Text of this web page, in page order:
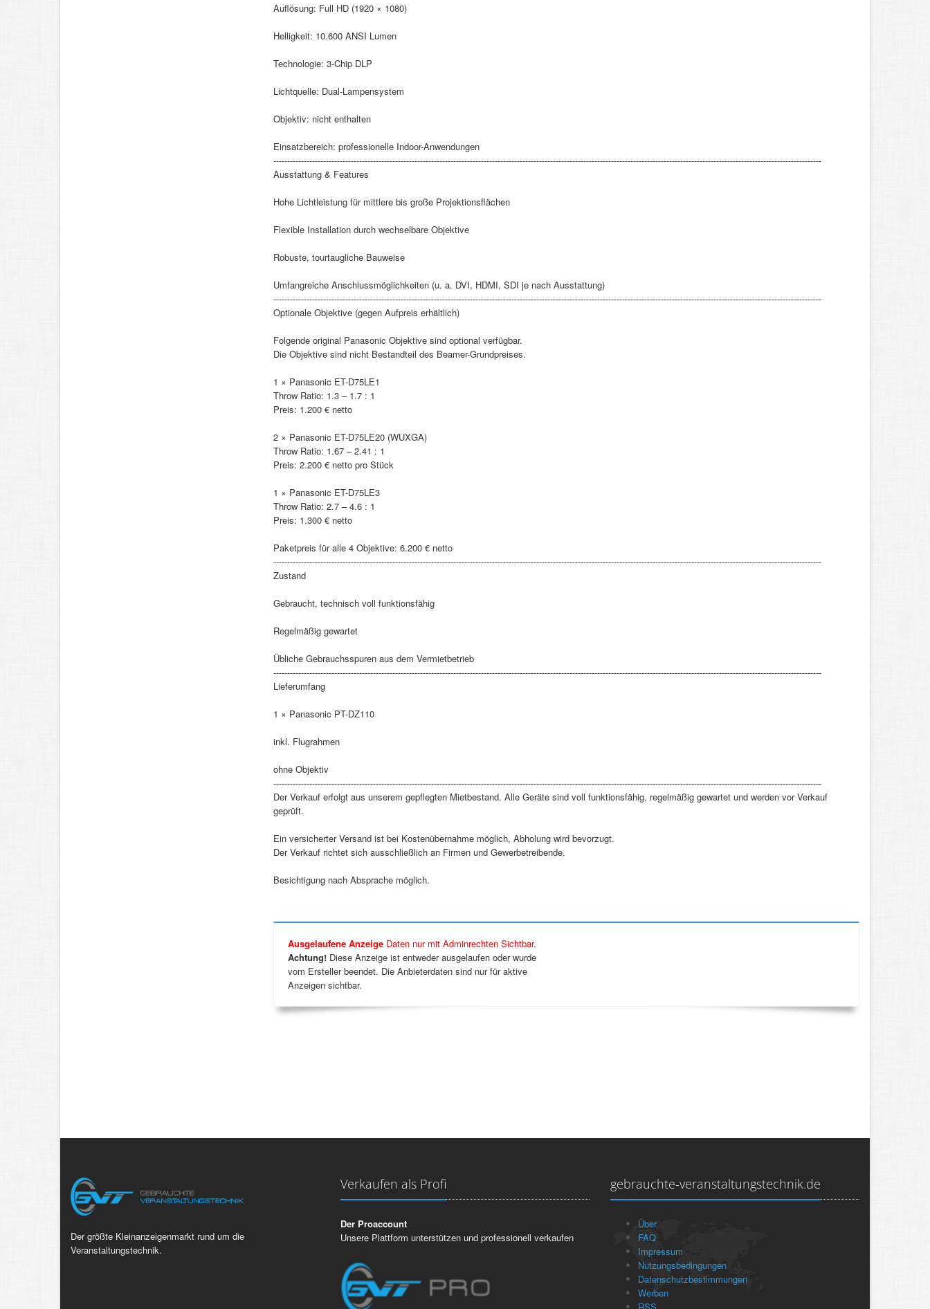
Auflösung: Full HD (1920 × 1080)
Helligkeit: 10.600 ANSI Lumen
Technologie: 3-Chip DLP
Lichtquelle: Dual-Lampensystem
Objektiv: nicht enthalten
Einsatzbereich: professionelle Indoor-Anwendungen
------------------------------------------------------------------------------------------------------------------------------------------------------------------------------------------------------
Ausstattung & Features
Hohe Lichtleistung für mittlere bis große Projektionsflächen
Flexible Installation durch wechselbare Objektive
Robuste, tourtaugliche Bauweise
Umfangreiche Anschlussmöglichkeiten (u. a. DVI, HDMI, SDI je nach Ausstattung)
------------------------------------------------------------------------------------------------------------------------------------------------------------------------------------------------------
Optionale Objektive (gegen Aufpreis erhältlich)
Folgende original Panasonic Objektive sind optional verfügbar.
Die Objektive sind nicht Bestandteil des Beamer-Grundpreises.
1 × Panasonic ET-D75LE1
Throw Ratio: 1.3 – 1.7 : 1
Preis: 1.200 € netto
2 × Panasonic ET-D75LE20 (WUXGA)
Throw Ratio: 1.67 – 2.41 : 1
Preis: 2.200 € netto pro Stück
1 × Panasonic ET-D75LE3
Throw Ratio: 2.7 – 4.6 : 1
Preis: 1.300 € netto
Paketpreis für alle 4 Objektive: 6.200 € netto
------------------------------------------------------------------------------------------------------------------------------------------------------------------------------------------------------
Zustand
Gebraucht, technisch voll funktionsfähig
Regelmäßig gewartet
Übliche Gebrauchsspuren aus dem Vermietbetrieb
------------------------------------------------------------------------------------------------------------------------------------------------------------------------------------------------------
Lieferumfang
1 × Panasonic PT-DZ110
inkl. Flugrahmen
ohne Objektiv
------------------------------------------------------------------------------------------------------------------------------------------------------------------------------------------------------
Der Verkauf erfolgt aus unserem gepflegten Mietbestand. Alle Geräte sind voll funktionsfähig, regelmäßig gewartet und werden vor Verkauf
geprüft.
Ein versicherter Versand ist bei Kostenübernahme möglich, Abholung wird bevorzugt.
Der Verkauf richtet sich ausschließlich an Firmen und Gewerbetreibende.
Besichtigung nach Absprache möglich.
Ausgelaufene AnzeigeDaten nur mit Adminrechten Sichtbar.
Achtung!Diese Anzeige ist entweder ausgelaufen oder wurde
vom Ersteller beendet. Die Anbieterdaten sind nur für aktive
Anzeigen sichtbar.
Der größte Kleinanzeigenmarkt rund um die
Veranstaltungstechnik.
Verkaufen als Profi
Der Proaccount
Unsere Plattform unterstützen und professionell verkaufen
gebrauchte-veranstaltungstechnik.de
Über
FAQ
Impressum
Nutzungsbedingungen
Datenschutzbestimmungen
Werben
RSS